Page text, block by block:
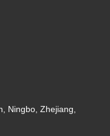
Ningbo, Zhejiang,